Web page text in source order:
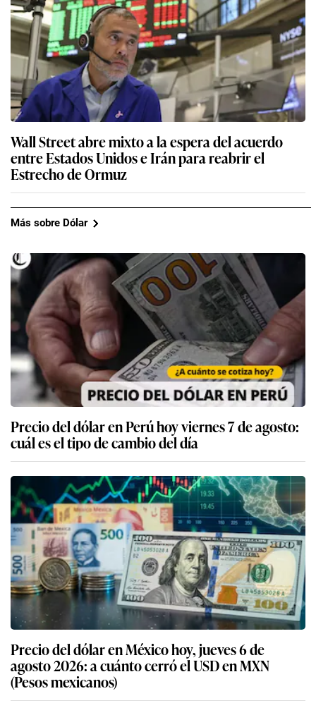
Wall Street abre mixto a la espera del acuerdo
entre Estados Unidos e Irán para reabrir el
Estrecho de Ormuz
Más sobre Dólar
Precio del dólar en Perú hoy viernes 7 de agosto:
cuál es el tipo de cambio del día
Precio del dólar en México hoy, jueves 6 de
agosto 2026: a cuánto cerró el USD en MXN
(Pesos mexicanos)